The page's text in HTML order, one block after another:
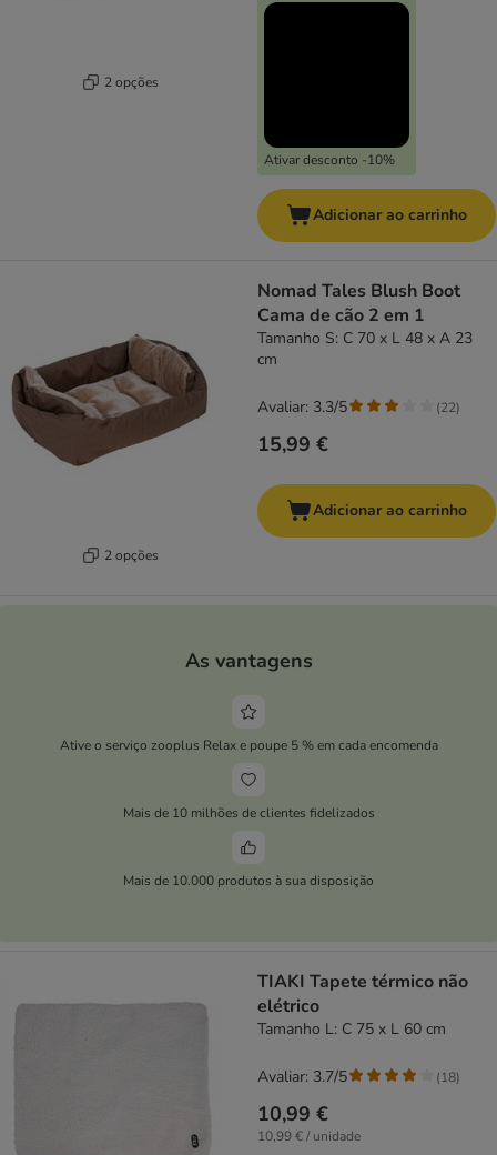
2 opções
Ativar desconto -10%
Adicionar ao carrinho
2 opções
Nomad Tales Blush Boot
Cama de cão 2 em 1
Tamanho S: C 70 x L 48 x A 23
cm
15,99 €
Avaliar: 3.3/5 (22)
Adicionar ao carrinho
As vantagens
Ative o serviço zooplus Relax e poupe 5 % em cada encomenda
Mais de 10 milhões de clientes fidelizados
Mais de 10.000 produtos à sua disposição
TIAKI Tapete térmico não
elétrico
Tamanho L: C 75 x L 60 cm
10,99 €
10,99 € / unidade
Avaliar: 3.7/5 (18)